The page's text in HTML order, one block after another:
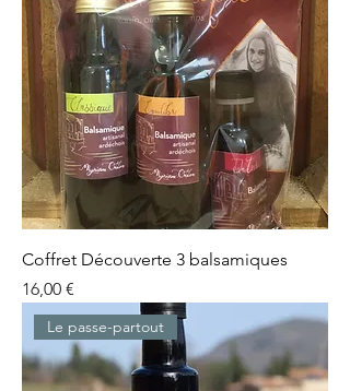
Coffret Découverte 3 balsamiques
Prix
16,00 €
Le passe-partout